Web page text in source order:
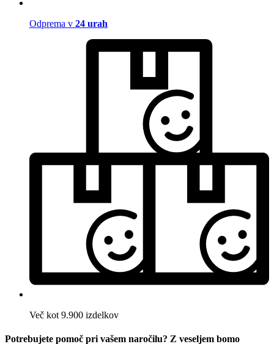
Odprema v 24 urah
Več kot 9.900 izdelkov
Potrebujete pomoč pri vašem naročilu? Z veseljem bomo